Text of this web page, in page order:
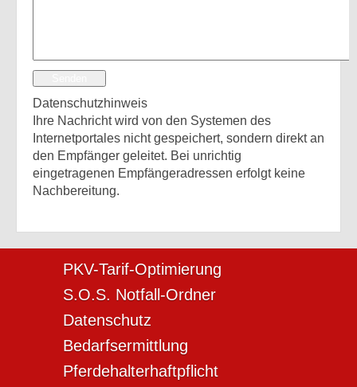
Datenschutzhinweis
Ihre Nachricht wird von den Systemen des
Internetportales nicht gespeichert, sondern direkt an
den Empfänger geleitet. Bei unrichtig
eingetragenen Empfängeradressen erfolgt keine
Nachbereitung.
PKV-Tarif-Optimierung
S.O.S. Notfall-Ordner
Datenschutz
Bedarfsermittlung
Pferdehalterhaftpflicht